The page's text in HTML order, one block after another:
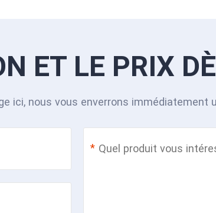
ET LE PRIX
ici, nous vous enverrons immédiatement
*